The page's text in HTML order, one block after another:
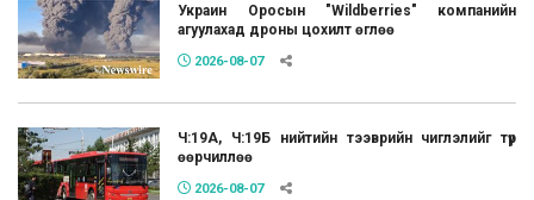
Украин Оросын "Wildberries" компанийн
агуулахад дроны цохилт өглөө
2026-08-07
Ч:19А, Ч:19Б нийтийн тээврийн чиглэлийг түр
өөрчиллөө
2026-08-07